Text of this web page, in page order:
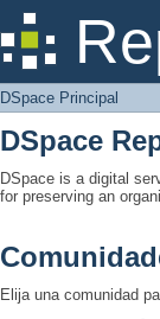
DSpace
DSpace Principal
DSpace
DSpace is a digital
for preserving an
Elija una comunidad